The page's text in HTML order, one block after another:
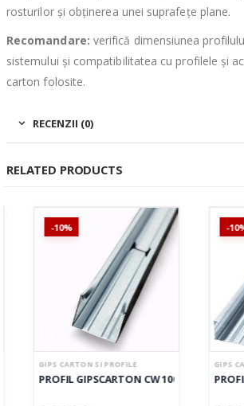
rosturilor și obținerea unei suprafețe plane.
Recomandare: verifică dimensiunea
sistemului și compatibilitatea cu profilele și
carton folosite.
RECENZII (0)
RELATED PRODUCTS
CAROTOP
-10%
GIPS CARTON SI PROFILE
PROFIL GIPSCARTON CW 100/50, CAROTOP
-10%
GIPS